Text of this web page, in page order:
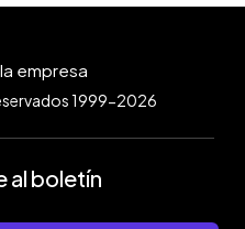
1999-2026
al boletín